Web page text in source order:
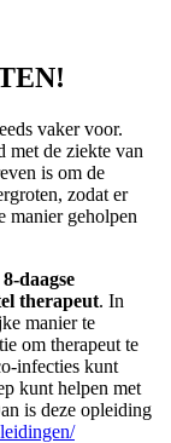
vaker voor.
met de ziekte van
is om de
zodat er
manier geholpen
8-daagse
therapeut. In
manier te
om therapeut te
infecties kunt
kunt helpen met
is deze opleiding